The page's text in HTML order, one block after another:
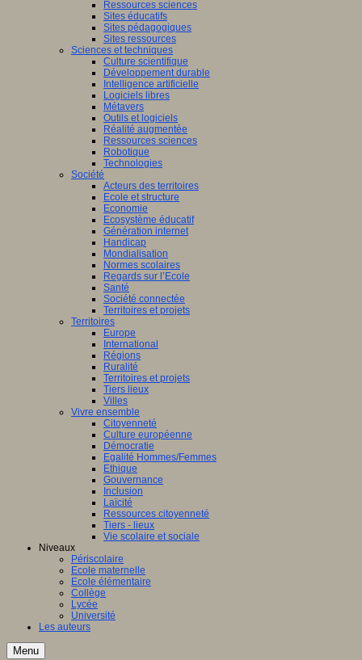
Ressources sciences
Sites éducatifs
Sites pédagogiques
Sites ressources
Sciences et techniques
Culture scientifique
Développement durable
Intelligence artificielle
Logiciels libres
Métavers
Outils et logiciels
Réalité augmentée
Ressources sciences
Robotique
Technologies
Société
Acteurs des territoires
Ecole et structure
Economie
Ecosystème éducatif
Génération internet
Handicap
Mondialisation
Normes scolaires
Regards sur l’Ecole
Santé
Société connectée
Territoires et projets
Territoires
Europe
International
Régions
Ruralité
Territoires et projets
Tiers lieux
Villes
Vivre ensemble
Citoyenneté
Culture européenne
Démocratie
Egalité Hommes/Femmes
Ethique
Gouvernance
Inclusion
Laïcité
Ressources citoyenneté
Tiers - lieux
Vie scolaire et sociale
Niveaux
Périscolaire
Ecole maternelle
Ecole élémentaire
Collège
Lycée
Université
Les auteurs
Menu